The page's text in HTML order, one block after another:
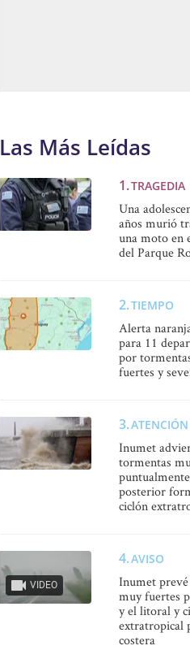
Las Más Leídas
TRAGEDIA
Una
años murió
una moto en
del Parque
TIEMPO
Alerta
para 11
por
fuertes y
ATENCIÓN
Inumet
tormentas
posterior
ciclón
VIDEO
AVISO
Inumet
muy fuertes
y el litoral y
extratropical
costera